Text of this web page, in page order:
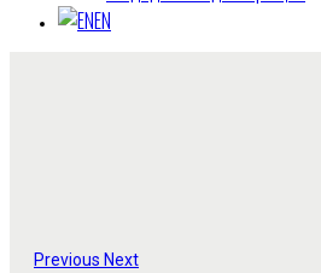
EN
Previous Next